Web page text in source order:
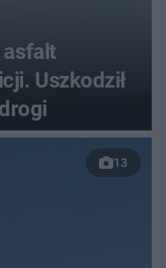
asfalt
Uszkodził
13